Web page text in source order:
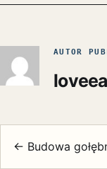
AUTOR
← Budowa